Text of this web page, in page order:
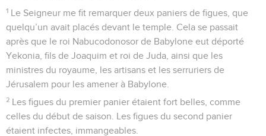
1 Le Seigneur me fit remarquer deux paniers de figues, que
quelqu’un avait placés devant le temple. Cela se passait
après que le roi Nabucodonosor de Babylone eut déporté
Yekonia, fils de Joaquim et roi de Juda, ainsi que les
ministres du royaume, les artisans et les serruriers de
Jérusalem pour les amener à Babylone.
2 Les figues du premier panier étaient fort belles, comme
celles du début de saison. Les figues du second panier
étaient infectes, immangeables.